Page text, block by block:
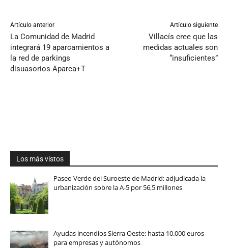
Artículo anterior
La Comunidad de Madrid
integrará 19 aparcamientos a
la red de parkings
disuasorios Aparca+T
Artículo siguiente
Villacís cree que las
medidas actuales son
“insuficientes”
Los más vistos
Paseo Verde del Suroeste de Madrid: adjudicada la
urbanización sobre la A-5 por 56,5 millones
Ayudas incendios Sierra Oeste: hasta 10.000 euros
para empresas y autónomos